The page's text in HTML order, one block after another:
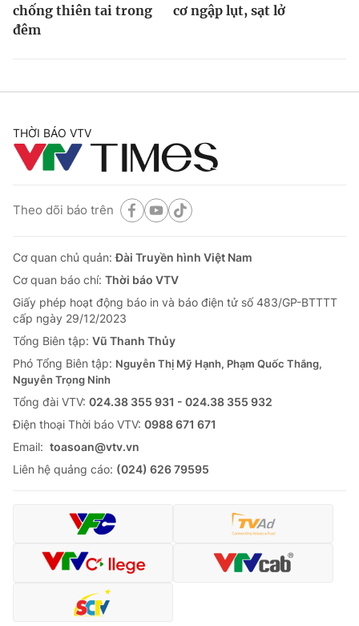
chống thiên tai trong
đêm
cơ ngập lụt, sạt lở
THỜI BÁO VTV
Theo dõi báo trên
Cơ quan chủ quản:Đài Truyền hình Việt Nam
Cơ quan báo chí: Thời báo VTV
Giấy phép hoạt động báo in và báo điện tử số 483/GP-BTTTT
cấp ngày 29/12/2023
Tổng Biên tập: Vũ Thanh Thủy
Phó Tổng Biên tập: Nguyễn Thị Mỹ Hạnh, Phạm Quốc Thắng,
Nguyễn Trọng Ninh
Tổng đài VTV: 024.38 355 931 - 024.38 355 932
Ðiện thoại Thời báo VTV: 0988 671 671
Email: toasoan@vtv.vn
Liên hệ quảng cáo: (024) 626 79595